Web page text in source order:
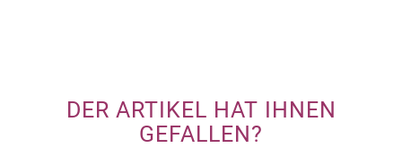
DER ARTIKEL HAT IHNEN
GEFALLEN?